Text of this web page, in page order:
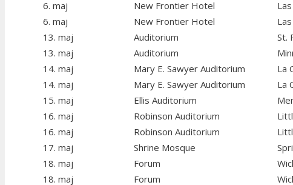
6. maj
New Frontier Hotel
6. maj
New Frontier Hotel
13. maj
Auditorium St.
13. maj
Auditorium
14. maj
Mary E. Sawyer Auditorium La
14. maj
Mary E. Sawyer Auditorium La
15. maj
Ellis Auditorium
16. maj
Robinson Auditorium
16. maj
Robinson Auditorium
17. maj
Shrine Mosque
18. maj
Forum
18. maj
Forum